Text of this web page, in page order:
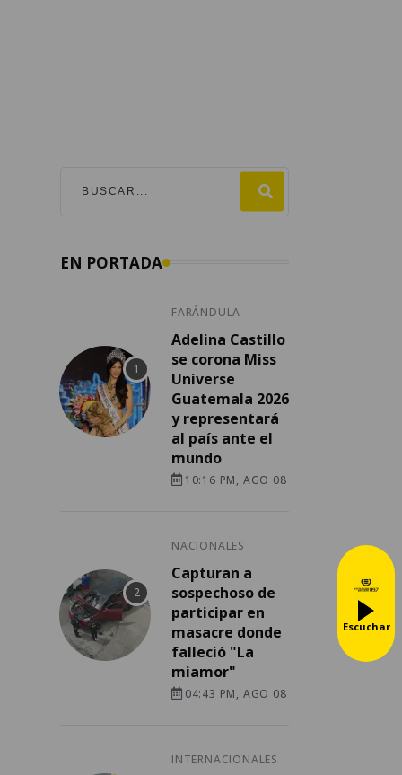
EN PORTADA
FARÁNDULA
Adelina Castillo
se corona Miss
Universe
Guatemala 2026
y representará
al país ante el
mundo
10:16 PM, AGO 08
NACIONALES
Capturan a
sospechoso de
participar en
masacre donde
falleció "La
miamor"
04:43 PM, AGO 08
INTERNACIONALES
Escuchar